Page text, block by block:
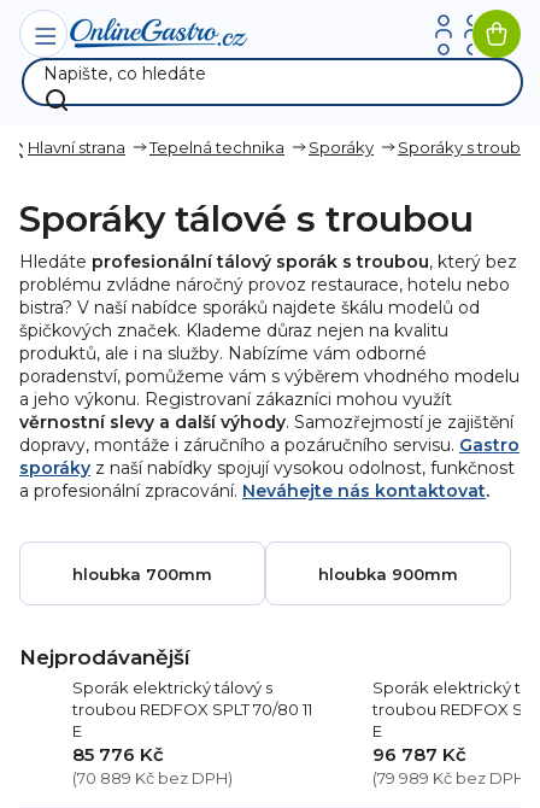
Přejít
obsah
Hlavní strana Tepelná technika Sporáky Sporáky s troubou
Sporáky tálové s troubou
Hledáte profesionální tálový sporák s troubou, který bez
problému zvládne náročný provoz restaurace, hotelu nebo
bistra? V naší nabídce sporáků najdete škálu modelů od
špičkových značek. Klademe důraz nejen na kvalitu
produktů, ale i na služby. Nabízíme vám odborné
poradenství, pomůžeme vám s výběrem vhodného modelu
a jeho výkonu. Registrovaní zákazníci mohou využít
věrnostní slevy a další výhody. Samozřejmostí je zajištění
dopravy, montáže i záručního a pozáručního servisu. Gastro
sporáky z naší nabídky spojují vysokou odolnost, funkčnost
a profesionální zpracování. Neváhejte nás kontaktovat.
hloubka 700mm hloubka 900mm
Nejprodávanější
Sporák elektrický tálový s
troubou REDFOX SPLT 70/80 11
E
85 776 Kč
(70 889 Kč bez DPH)
Sporák elektrický
troubou REDFOX
E
96 787 Kč
(79 989 Kč bez DPH)